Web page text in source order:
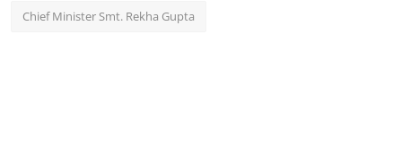
Chief Minister Smt. Rekha Gupta